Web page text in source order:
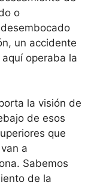
o
un accidente
operaba la
la visión de
de esos
que
a
Sabemos
de la